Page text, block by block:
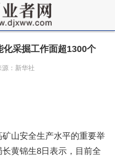
采掘工作面超1300个
源：新华社
山安全生产水平的重要举
黄锦生8日表示，目前全